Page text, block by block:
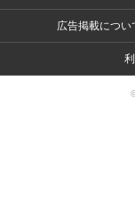
広告掲載につい